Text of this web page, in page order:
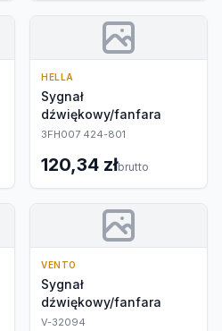
HELLA
Sygnał
dźwiękowy/fanfara
3FH007 424-801
120,34 złbrutto
VENTO
Sygnał
dźwiękowy/fanfara
V-32094